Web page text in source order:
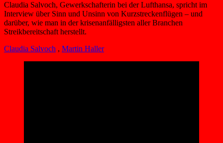
Claudia Salvoch, Gewerkschafterin bei der Lufthansa, spricht im
Interview über Sinn und Unsinn von Kurzstreckenflügen – und
darüber, wie man in der krisenanfälligsten aller Branchen
Streikbereitschaft herstellt.
Claudia Salvoch , Martin Haller